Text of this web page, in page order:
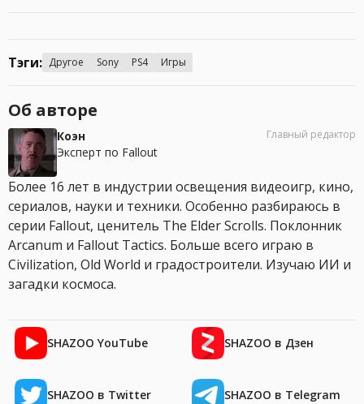
Тэги: Другое Sony PS4 Игры
Об авторе
Коэн
Эксперт по Fallout
Главный редактор
Более 16 лет в индустрии освещения видеоигр, кино,
сериалов, науки и техники. Особенно разбираюсь в
серии Fallout, ценитель The Elder Scrolls. Поклонник
Arcanum и Fallout Tactics. Больше всего играю в
Civilization, Old World и градостроители. Изучаю ИИ и
загадки космоса.
SHAZOO YouTube SHAZOO в Дзен
SHAZOO в Twitter SHAZOO в Telegram